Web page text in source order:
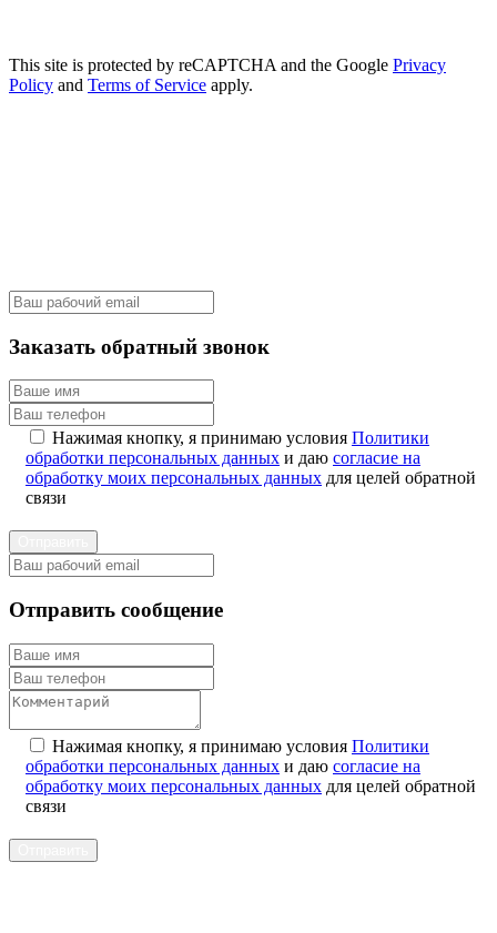
This site is protected by reCAPTCHA and the Google Privacy
Policy and Terms of Service apply.
Заказать обратный звонок
Нажимая кнопку, я принимаю условия Политики
обработки персональных данных и даю согласие на
обработку моих персональных данных для целей обратной
связи
Отправить сообщение
Нажимая кнопку, я принимаю условия Политики
обработки персональных данных и даю согласие на
обработку моих персональных данных для целей обратной
связи